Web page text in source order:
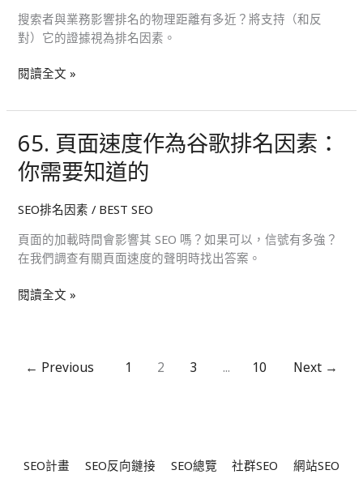
搜索者與業務影響排名的物理距離有多近？將支持（和反
對）它的證據視為排名因素。
的
物
理
接
近
是
Google
排
因
素
嗎？
閱讀全文 »
65. 頁面速度作為谷歌排名因素：
你需要知道的
SEO排名因素 / BEST SEO
頁面的加載時間會影響其 SEO 嗎？如果可以，信號有多強？
在我們調查有關頁面速度的聲明時找出答案。
65.
頁
面
度
為
谷
歌
排
的
閱讀全文 »
← Previous 1 2 3 ... 10 Next →
SEO計畫 SEO反向鏈接 SEO總覽 社群SEO 網站SEO